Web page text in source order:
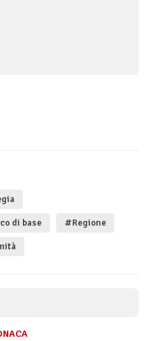
di base #Regione